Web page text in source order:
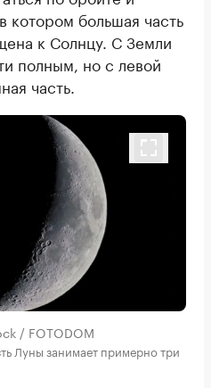
котором большая часть
к Солнцу. С Земли
полным, но с левой
часть.
/ FOTODOM
Луны занимает примерно три